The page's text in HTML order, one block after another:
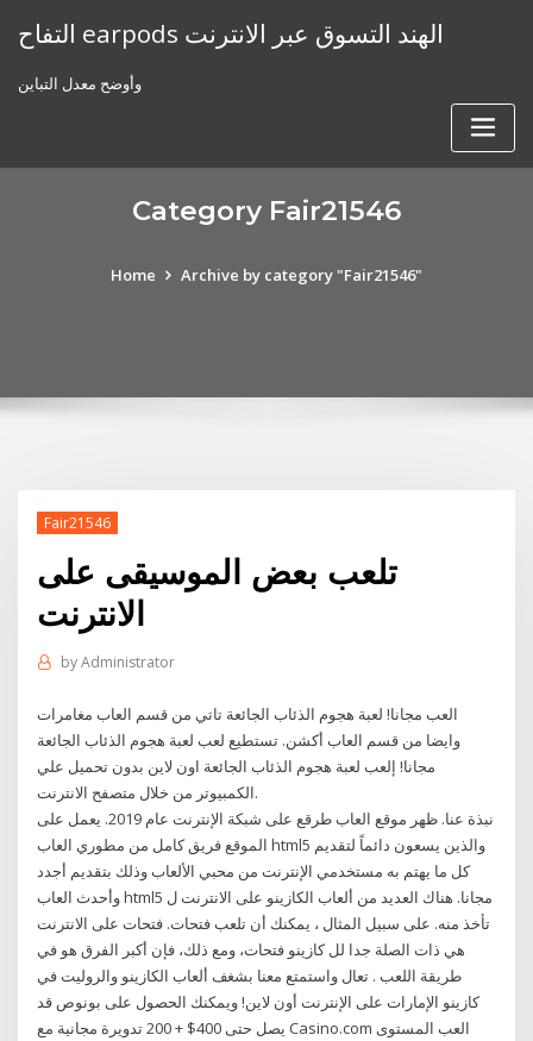
التفاح earpods الهند التسوق عبر الانترنت
وأوضح معدل التباين
Category Fair21546
Home Archive by category "Fair21546"
Fair21546
تلعب بعض الموسيقى على
الانترنت
byAdministrator
العب مجانا! لعبة هجوم الذئاب الجائعة تاتي من قسم العاب مغامرات
وايضا من قسم العاب أكشن. تستطيع لعب لعبة هجوم الذئاب الجائعة
مجانا! إلعب لعبة هجوم الذئاب الجائعة اون لاين بدون تحميل علي
الكمبيوتر من خلال متصفح الانترنت.
نبذة عنا. ظهر موقع العاب طرقع على شبكة الإنترنت عام 2019. يعمل على
الموقع فريق كامل من مطوري العاب html5 والذين يسعون دائماً لتقديم
كل ما يهتم به مستخدمي الإنترنت من محبي الألعاب وذلك بتقديم أجدد
وأحدث العاب html5 مجانا. هناك العديد من ألعاب الكازينو على الانترنت ل
تأخذ منه. على سبيل المثال ، يمكنك أن تلعب فتحات. فتحات على الانترنت
هي ذات الصلة جدا لل كازينو فتحات، ومع ذلك، فإن أكبر الفرق هو في
طريقة اللعب . تعال واستمتع معنا بشغف ألعاب الكازينو والروليت في
كازينو الإمارات على الإنترنت أون لاين! ويمكنك الحصول على بونوص قد
يصل حتى 400$ + 200 تدويرة مجانية مع Casino.com العب المستوى